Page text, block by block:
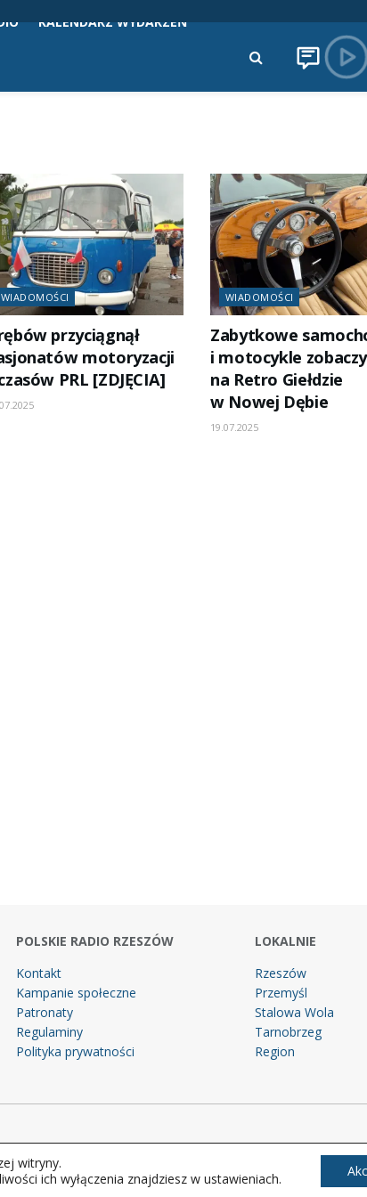
KALENDARZ WYDARZEŃ
WIADOMOŚCI
przyciągnął
motoryzacji
PRL [ZDJĘCIA]
WIADOMOŚCI
Zabytkowe
i motocykle
na Retro Giełdzie
w Nowej Dębie
19.07.2025
POLSKIE RADIO RZESZÓW
Kontakt
Kampanie społeczne
Patronaty
Regulaminy
Polityka prywatności
LOKALNIE
Rzeszów
Przemyśl
Stalowa Wola
Tarnobrzeg
Region
witryny.
ich wyłączenia znajdziesz w ustawieniach.